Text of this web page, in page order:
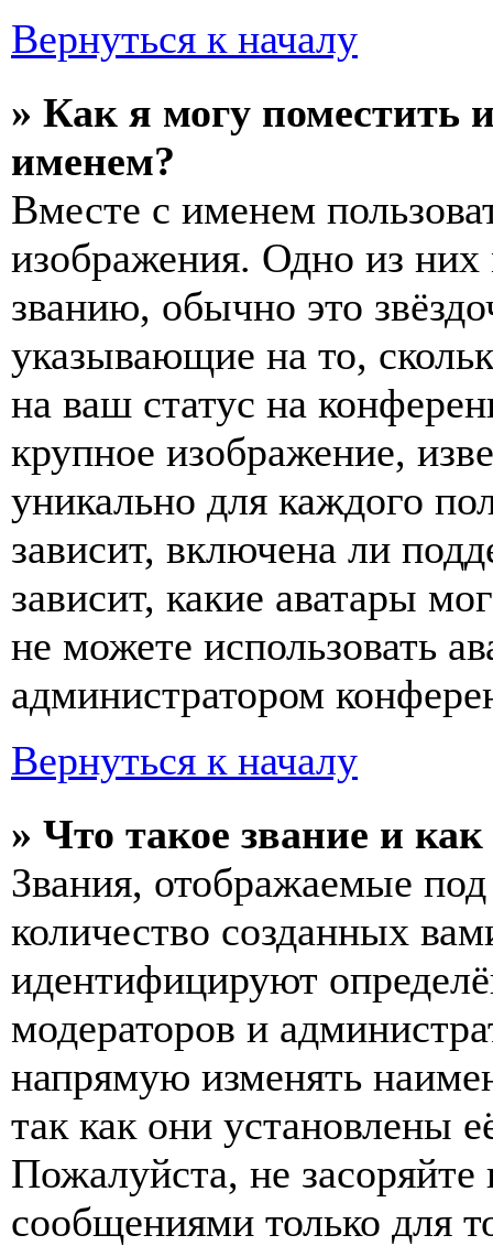
Вернуться к началу
» Как я могу поместить
именем?
Вместе с именем
изображения. Одно из
званию, обычно это
указывающие на то,
на ваш статус на
крупное изображение,
уникально для каждого
зависит, включена ли
зависит, какие аватары
не можете использовать
администратором
Вернуться к началу
» Что такое звание и
Звания, отображаемые
количество созданных
идентифицируют
модераторов и
напрямую изменять
так как они установлены
Пожалуйста, не
сообщениями только для